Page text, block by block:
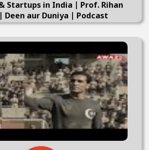
Startups in India | Prof. Rihan
Deen aur Duniya | Podcast